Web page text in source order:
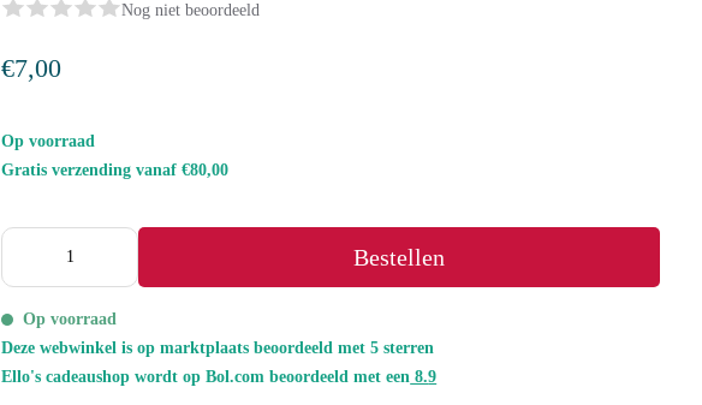
Nog niet beoordeeld
€7,00
Op voorraad
Gratis verzending vanaf €80,00
Bestellen
Op voorraad
Deze webwinkel is op marktplaats beoordeeld met 5 sterren
Ello's cadeaushop wordt op Bol.com beoordeeld met een 8.9